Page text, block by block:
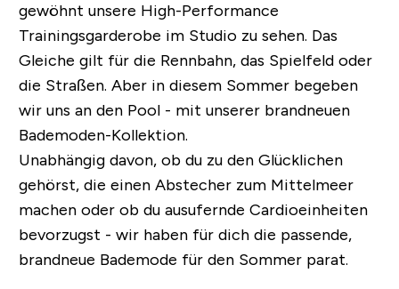
gewöhnt unsere High-Performance
Trainingsgarderobe im Studio zu sehen. Das
Gleiche gilt für die Rennbahn, das Spielfeld oder
die Straßen. Aber in diesem Sommer begeben
wir uns an den Pool - mit unserer brandneuen
Bademoden-Kollektion.
Unabhängig davon, ob du zu den Glücklichen
gehörst, die einen Abstecher zum Mittelmeer
machen oder ob du ausufernde Cardioeinheiten
bevorzugst - wir haben für dich die passende,
brandneue Bademode für den Sommer parat.